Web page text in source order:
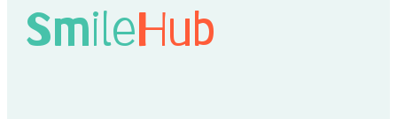
SmileHub